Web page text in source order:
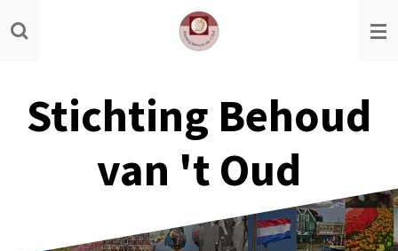
Ga
direct
hoofdinhoud
Stichting Behoud
van 't Oud